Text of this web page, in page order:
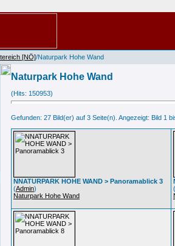
[NÖ]/Naturpark Hohe Wand
Naturpark Hohe Wand
(Hits: 150953)
Gefunden: 27 Bild(er) auf 3 Seite(n). Angezeigt: Bild 1
NNATURPARK HOHE WAND > Panoramablick 3
(Admin)
Naturpark Hohe Wand
(